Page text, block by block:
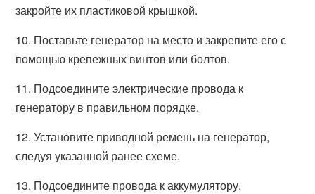
закройте их пластиковой крышкой.
10. Поставьте генератор на место и закрепите его с
помощью крепежных винтов или болтов.
11. Подсоедините электрические провода к
генератору в правильном порядке.
12. Установите приводной ремень на генератор,
следуя указанной ранее схеме.
13. Подсоедините провода к аккумулятору.